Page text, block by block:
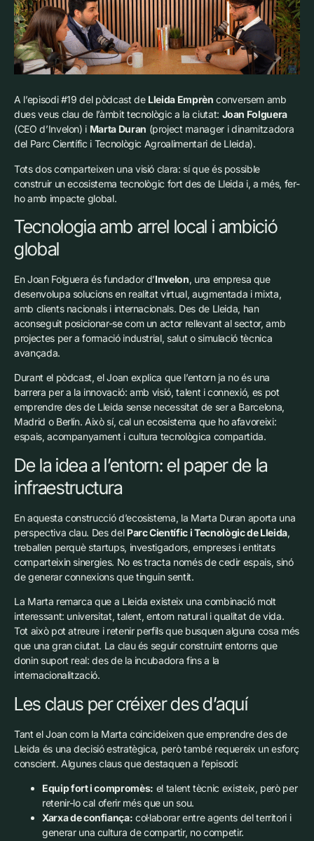
A l’episodi #19 del pòdcast de Lleida Emprèn conversem amb
dues veus clau de l’àmbit tecnològic a la ciutat: Joan Folguera
(CEO d’Invelon) i Marta Duran (project manager i dinamitzadora
del Parc Científic i Tecnològic Agroalimentari de Lleida).
Tots dos comparteixen una visió clara: sí que és possible
construir un ecosistema tecnològic fort des de Lleida i, a més, fer-
ho amb impacte global.
Tecnologia amb arrel local i ambició
global
En Joan Folguera és fundador d’Invelon, una empresa que
desenvolupa solucions en realitat virtual, augmentada i mixta,
amb clients nacionals i internacionals. Des de Lleida, han
aconseguit posicionar-se com un actor rellevant al sector, amb
projectes per a formació industrial, salut o simulació tècnica
avançada.
Durant el pòdcast, el Joan explica que l’entorn ja no és una
barrera per a la innovació: amb visió, talent i connexió, es pot
emprendre des de Lleida sense necessitat de ser a Barcelona,
Madrid o Berlín. Això sí, cal un ecosistema que ho afavoreixi:
espais, acompanyament i cultura tecnològica compartida.
De la idea a l’entorn: el paper de la
infraestructura
En aquesta construcció d’ecosistema, la Marta Duran aporta una
perspectiva clau. Des del Parc Científic i Tecnològic de Lleida,
treballen perquè startups, investigadors, empreses i entitats
comparteixin sinergies. No es tracta només de cedir espais, sinó
de generar connexions que tinguin sentit.
La Marta remarca que a Lleida existeix una combinació molt
interessant: universitat, talent, entorn natural i qualitat de vida.
Tot això pot atreure i retenir perfils que busquen alguna cosa més
que una gran ciutat. La clau és seguir construint entorns que
donin suport real: des de la incubadora fins a la
internacionalització.
Les claus per créixer des d’aquí
Tant el Joan com la Marta coincideixen que emprendre des de
Lleida és una decisió estratègica, però també requereix un esforç
conscient. Algunes claus que destaquen a l’episodi:
Equip fort i compromès: el talent tècnic existeix, però per
retenir-lo cal oferir més que un sou.
Xarxa de confiança: col·laborar entre agents del territori i
generar una cultura de compartir, no competir.